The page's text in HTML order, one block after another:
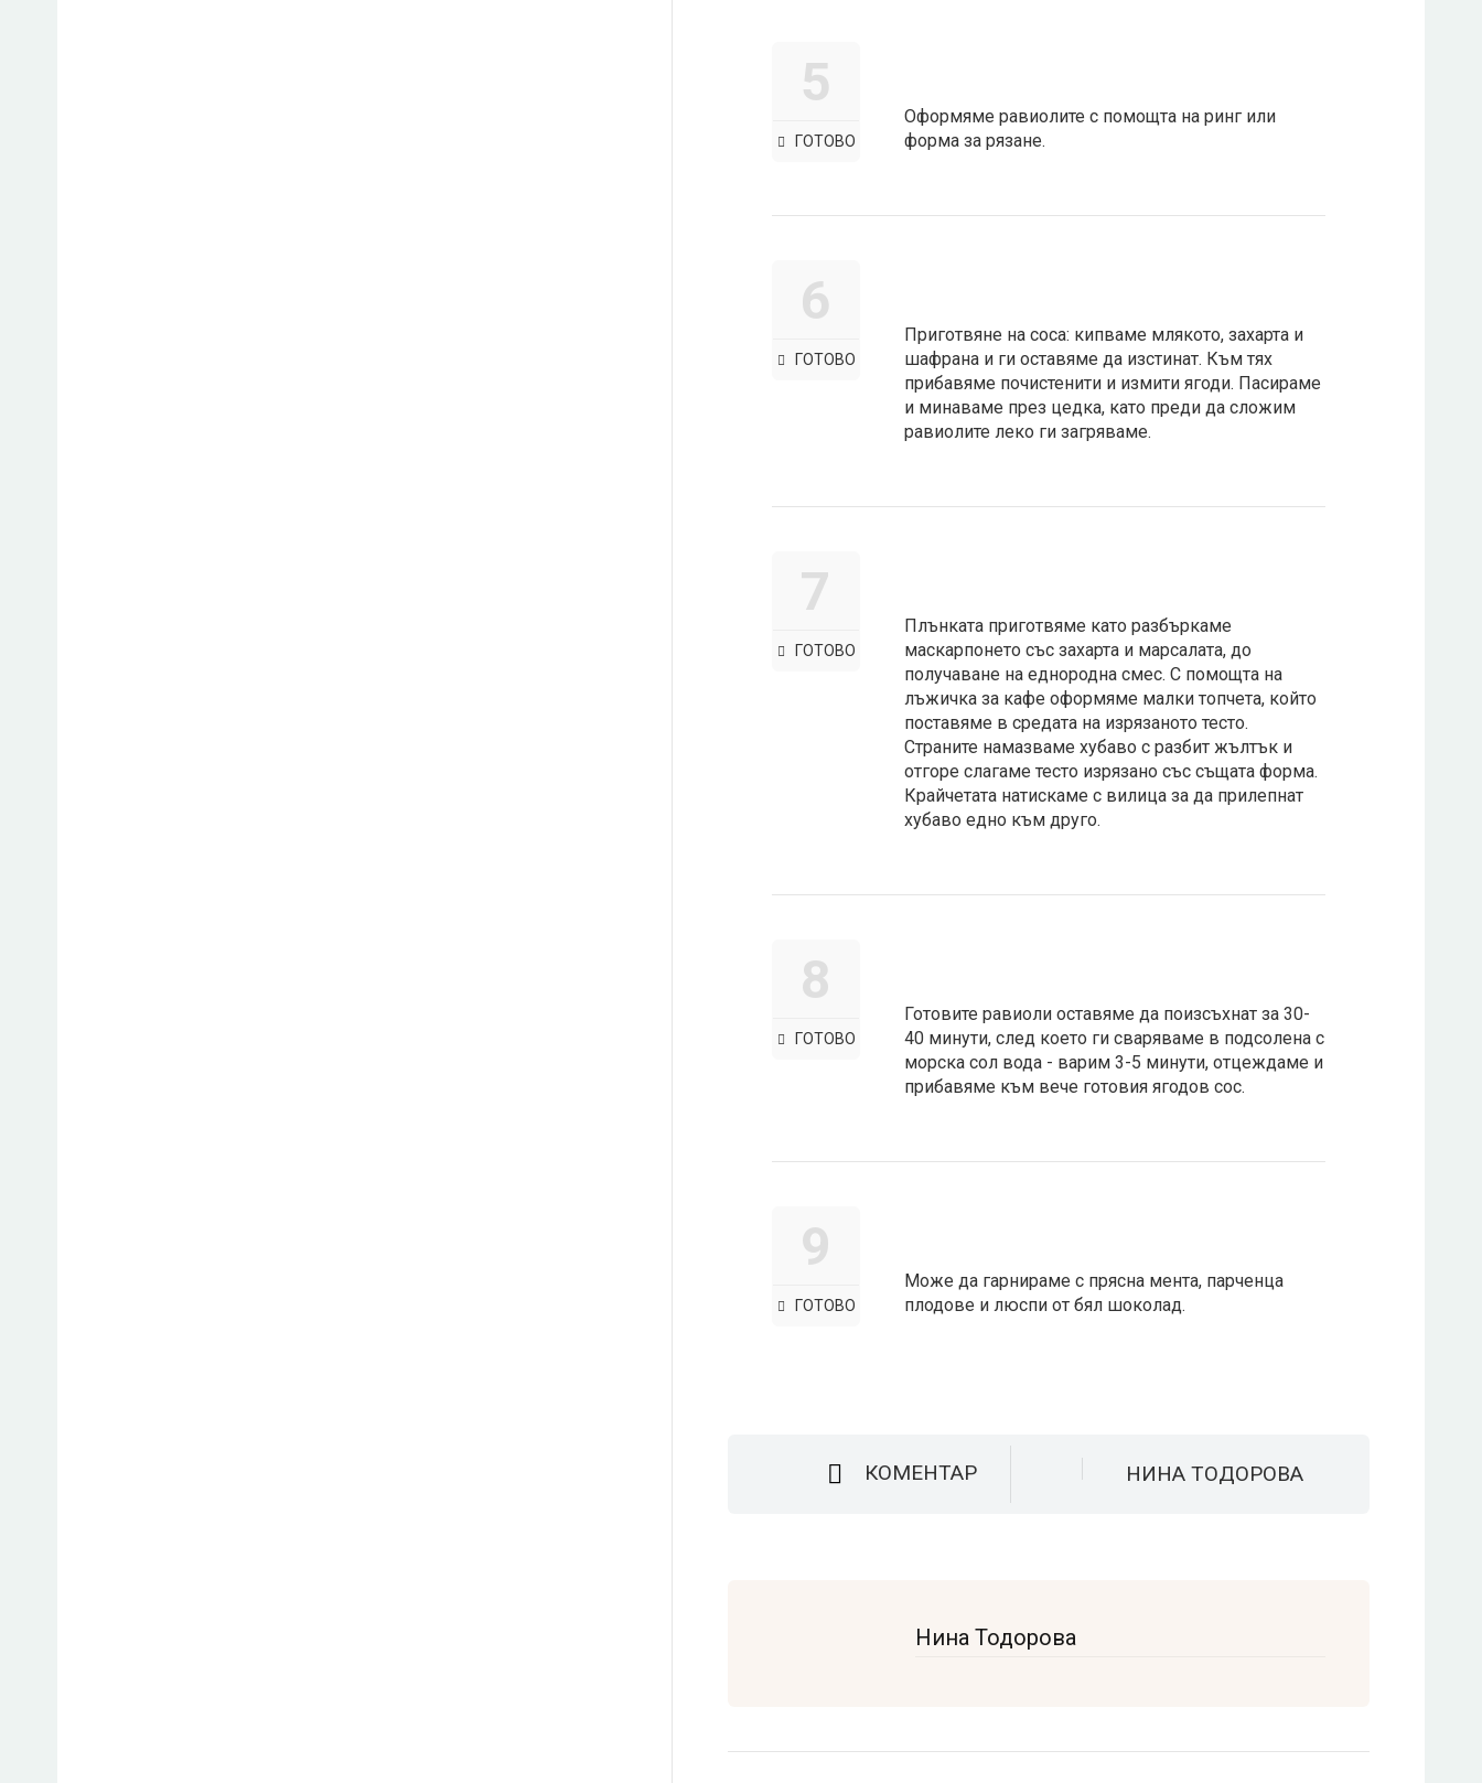
5
ГОТОВО
Оформяме равиолите с помощта на ринг или
форма за рязане.
6
ГОТОВО
Приготвяне на соса: кипваме млякото, захарта и
шафрана и ги оставяме да изстинат. Към тях
прибавяме почистенити и измити ягоди. Пасираме
и минаваме през цедка, като преди да сложим
равиолите леко ги загряваме.
7
ГОТОВО
Плънката приготвяме като разбъркаме
маскарпонето със захарта и марсалата, до
получаване на еднородна смес. С помощта на
лъжичка за кафе оформяме малки топчета, който
поставяме в средата на изрязаното тесто.
Страните намазваме хубаво с разбит жълтък и
отгоре слагаме тесто изрязано със същата форма.
Крайчетата натискаме с вилица за да прилепнат
хубаво едно към друго.
8
ГОТОВО
Готовите равиоли оставяме да поизсъхнат за 30-
40 минути, след което ги сваряваме в подсолена с
морска сол вода - варим 3-5 минути, отцеждаме и
прибавяме към вече готовия ягодов сос.
9
ГОТОВО
Може да гарнираме с прясна мента, парченца
плодове и люспи от бял шоколад.
КОМЕНТАР НИНА ТОДОРОВА
Нина Тодорова